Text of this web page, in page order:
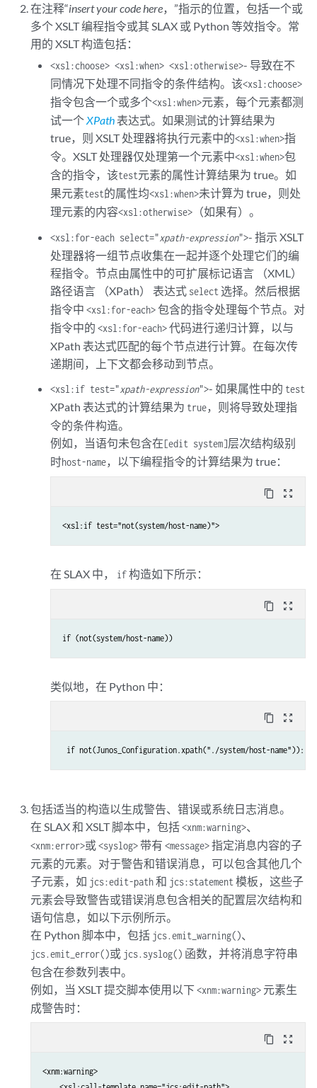
在注释“insert your code here，”指示的位置，包括一个或
多个 XSLT 编程指令或其 SLAX 或 Python 等效指令。常
用的 XSLT 构造包括：
<xsl:choose> <xsl:when> <xsl:otherwise>- 导致在不
同情况下处理不同指令的条件结构。该<xsl:choose>
指令包含一个或多个<xsl:when>元素，每个元素都测
试一个 XPath表达式。如果测试的计算结果为
true，则 XSLT 处理器将执行元素中的<xsl:when>指
令。XSLT 处理器仅处理第一个元素中<xsl:when>包
含的指令，该test元素的属性计算结果为 true。如
果元素test的属性均<xsl:when>未计算为 true，则处
理元素的内容<xsl:otherwise>（如果有）。
<xsl:for-each select="xpath-expression">- 指示 XSLT
处理器将一组节点收集在一起并逐个处理它们的编
程指令。节点由属性中的可扩展标记语言 （XML）
路径语言 （XPath） 表达式 select 选择。然后根据
指令中 <xsl:for-each>包含的指令处理每个节点。对
指令中的 <xsl:for-each>代码进行递归计算，以与
XPath 表达式匹配的每个节点进行计算。在每次传
递期间，上下文都会移动到节点。
<xsl:if test="xpath-expression">- 如果属性中的 test
XPath 表达式的计算结果为 true，则将导致处理指
令的条件构造。
例如，当语句未包含在[edit system]层次结构级别
时host-name，以下编程指令的计算结果为 true：
content_copy zoom_out_map
<xsl:if test="not(system/host-name)">
在 SLAX 中， if构造如下所示：
content_copy zoom_out_map
if (not(system/host-name))
类似地，在 Python 中：
content_copy zoom_out_map
if not(Junos_Configuration.xpath("./system/host-name")):
包括适当的构造以生成警告、错误或系统日志消息。
在 SLAX 和 XSLT 脚本中，包括<xnm:warning>、
<xnm:error>或<syslog>带有<message>指定消息内容的子
元素的元素。对于警告和错误消息，可以包含其他几个
子元素，如 jcs:edit-path和 jcs:statement模板，这些子
元素会导致警告或错误消息包含相关的配置层次结构和
语句信息，如以下示例所示。
在 Python 脚本中，包括 jcs.emit_warning()、
jcs.emit_error()或 jcs.syslog() 函数，并将消息字符串
包含在参数列表中。
例如，当 XSLT 提交脚本使用以下<xnm:warning> 元素生
成警告时：
content_copy zoom_out_map
<xnm:warning>